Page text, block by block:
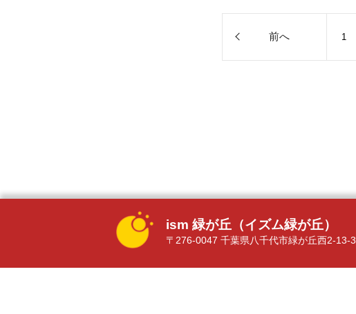
前へ 1
ism 緑が丘（イズム緑が丘）
〒276-0047 千葉県八千代市緑が丘西2-13-3